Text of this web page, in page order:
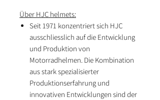
Über HJC helmets:
Seit 1971 konzentriert sich HJC
ausschliesslich auf die Entwicklung
und Produktion von
Motorradhelmen. Die Kombination
aus stark spezialisierter
Produktionserfahrung und
innovativen Entwicklungen sind der